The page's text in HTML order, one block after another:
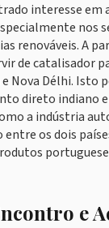
interesse em
nos
renováveis. A
de catalisador
Nova Délhi. Isto
direto indiano
a indústria
os dois
e